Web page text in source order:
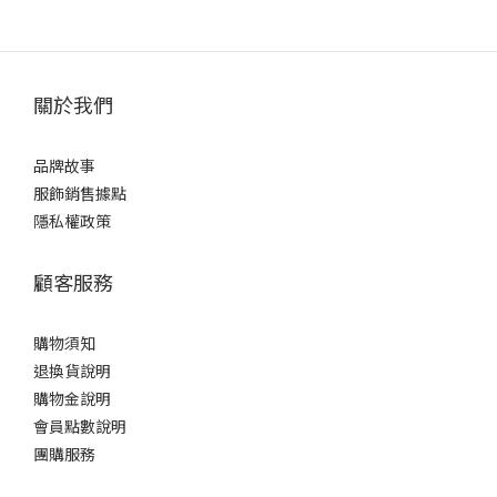
關於我們
品牌故事
服飾銷售據點
隱私權政策
顧客服務
購物須知
退換貨說明
購物金說明
會員點數說明
團購服務